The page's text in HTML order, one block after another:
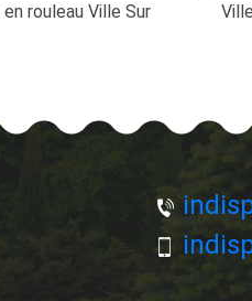
rouleau Ville Sur